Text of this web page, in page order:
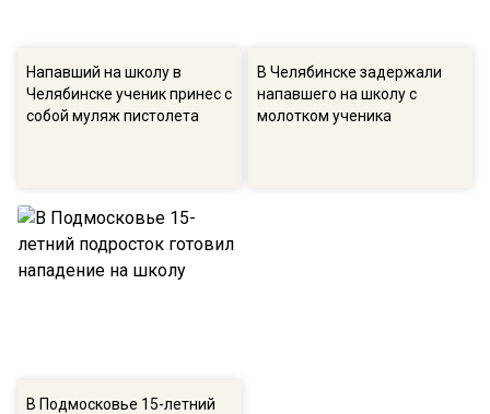
Напавший на школу в
Челябинске ученик принес с
собой муляж пистолета
В Челябинске задержали
напавшего на школу с
молотком ученика
В Подмосковье 15-летний